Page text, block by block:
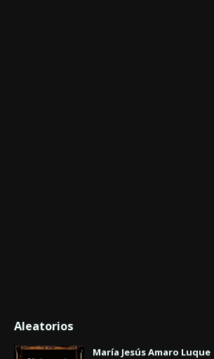
Aleatorios
María Jesús Amaro Luque